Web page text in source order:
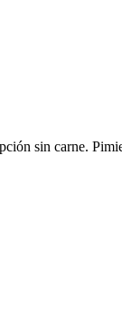
sin carne.